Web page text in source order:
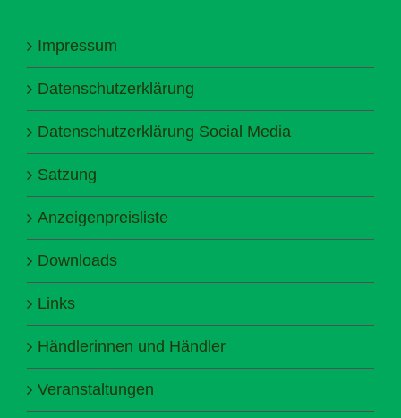
Impressum
Datenschutzerklärung
Datenschutzerklärung Social Media
Satzung
Anzeigenpreisliste
Downloads
Links
Händlerinnen und Händler
Veranstaltungen